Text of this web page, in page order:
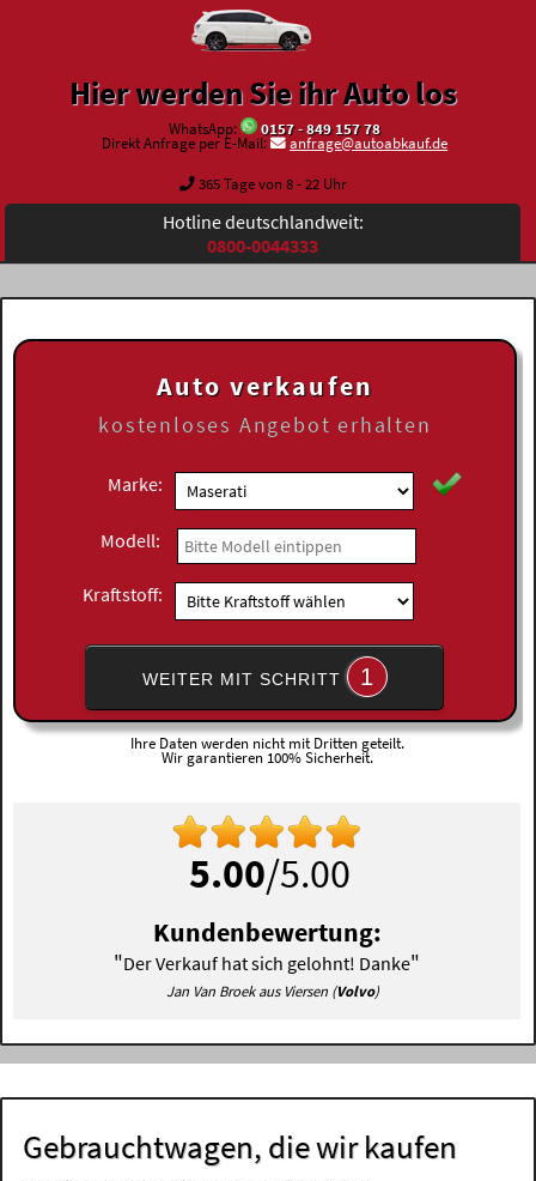
Hier werden Sie ihr Auto los
WhatsApp:
0157 - 849 157 78
Direkt Anfrage per E-Mail:
anfrage@autoabkauf.de
365 Tage von 8 - 22 Uhr
Hotline deutschlandweit:
0800-0044333
Auto verkaufen
kostenloses Angebot erhalten
Marke:
Modell:
Kraftstoff:
WEITER MIT SCHRITT 1
Ihre Daten werden nicht mit Dritten geteilt.
Wir garantieren 100% Sicherheit.
5.00/5.00
Kundenbewertung:
"Der Verkauf hat sich gelohnt! Danke"
Jan Van Broek aus Viersen (Volvo)
Gebrauchtwagen, die wir kaufen